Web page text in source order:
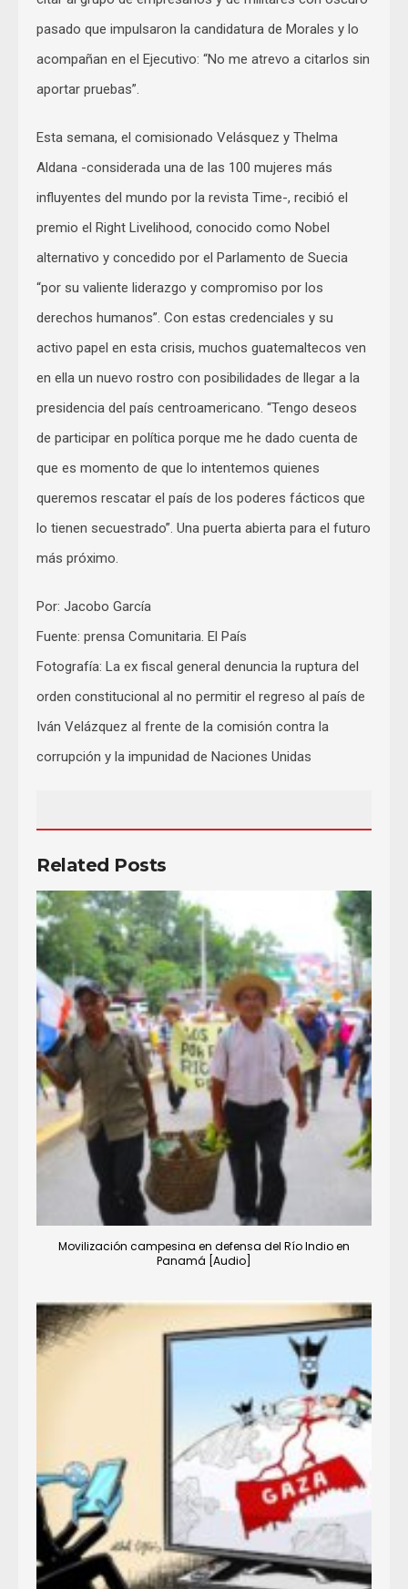
pasado que impulsaron la candidatura de Morales y lo
acompañan en el Ejecutivo: “No me atrevo a citarlos sin
aportar pruebas”.
Esta semana, el comisionado Velásquez y Thelma
Aldana -considerada una de las 100 mujeres más
influyentes del mundo por la revista Time-, recibió el
premio el Right Livelihood, conocido como Nobel
alternativo y concedido por el Parlamento de Suecia
“por su valiente liderazgo y compromiso por los
derechos humanos”. Con estas credenciales y su
activo papel en esta crisis, muchos guatemaltecos ven
en ella un nuevo rostro con posibilidades de llegar a la
presidencia del país centroamericano. “Tengo deseos
de participar en política porque me he dado cuenta de
que es momento de que lo intentemos quienes
queremos rescatar el país de los poderes fácticos que
lo tienen secuestrado”. Una puerta abierta para el futuro
más próximo.
Por: Jacobo García
Fuente: prensa Comunitaria. El País
Fotografía: La ex fiscal general denuncia la ruptura del
orden constitucional al no permitir el regreso al país de
Iván Velázquez al frente de la comisión contra la
corrupción y la impunidad de Naciones Unidas
Related Posts
Movilización campesina en defensa del Río Indio en
Panamá [Audio]